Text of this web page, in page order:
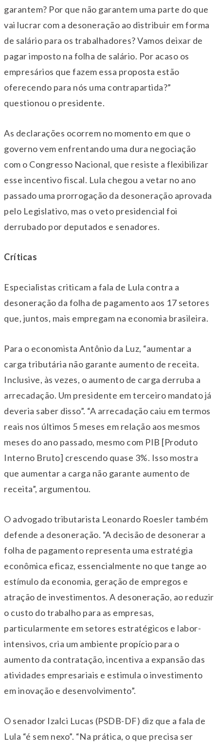
garantem? Por que não garantem uma parte do que
vai lucrar com a desoneração ao distribuir em forma
de salário para os trabalhadores? Vamos deixar de
pagar imposto na folha de salário. Por acaso os
empresários que fazem essa proposta estão
oferecendo para nós uma contrapartida?”
questionou o presidente.
As declarações ocorrem no momento em que o
governo vem enfrentando uma dura negociação
com o Congresso Nacional, que resiste a flexibilizar
esse incentivo fiscal. Lula chegou a vetar no ano
passado uma prorrogação da desoneração aprovada
pelo Legislativo, mas o veto presidencial foi
derrubado por deputados e senadores.
Críticas
Especialistas criticam a fala de Lula contra a
desoneração da folha de pagamento aos 17 setores
que, juntos, mais empregam na economia brasileira.
Para o economista Antônio da Luz, “aumentar a
carga tributária não garante aumento de receita.
Inclusive, às vezes, o aumento de carga derruba a
arrecadação. Um presidente em terceiro mandato já
deveria saber disso”. “A arrecadação caiu em termos
reais nos últimos 5 meses em relação aos mesmos
meses do ano passado, mesmo com PIB [Produto
Interno Bruto] crescendo quase 3%. Isso mostra
que aumentar a carga não garante aumento de
receita”, argumentou.
O advogado tributarista Leonardo Roesler também
defende a desoneração. “A decisão de desonerar a
folha de pagamento representa uma estratégia
econômica eficaz, essencialmente no que tange ao
estímulo da economia, geração de empregos e
atração de investimentos. A desoneração, ao reduzir
o custo do trabalho para as empresas,
particularmente em setores estratégicos e labor-
intensivos, cria um ambiente propício para o
aumento da contratação, incentiva a expansão das
atividades empresariais e estimula o investimento
em inovação e desenvolvimento”.
O senador Izalci Lucas (PSDB-DF) diz que a fala de
Lula “é sem nexo”. “Na prática, o que precisa ser